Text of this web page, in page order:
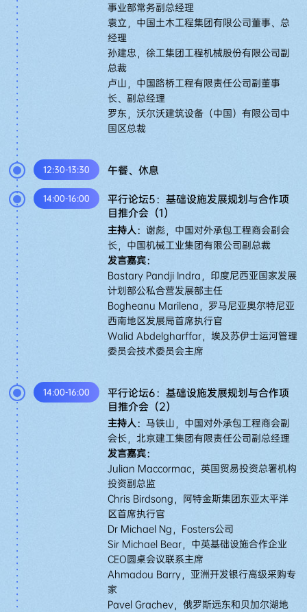
事业部常务副总经理
袁立，中国土木工程集团有限公司董事、总
经理
孙建忠，徐工集团工程机械股份有限公司副
总裁
卢山，中国路桥工程有限责任公司副董事
长、副总经理
罗东，沃尔沃建筑设备（中国）有限公司中
国区总裁
12:30-13:30 午餐、休息
14:00-16:00
平行论坛5：基础设施发展规划与合作项
目推介会（1）
主持人：谢彪，中国对外承包工程商会副会
长，中国机械工业集团有限公司副总裁
发言嘉宾：
Bastary Pandji Indra，印度尼西亚国家发展
计划部公私合营发展部主任
Bogheanu Marilena，罗马尼亚奥尔特尼亚
西南地区发展局首席执行官
Walid Abdelgharffar，埃及苏伊士运河管理
委员会技术委员会主席
14:00-16:00
平行论坛6：基础设施发展规划与合作项
目推介会（2）
主持人：马铁山，中国对外承包工程商会副
会长，北京建工集团有限责任公司副总经理
发言嘉宾：
Julian Maccormac，英国贸易投资总署机构
投资副总监
Chris Birdsong，阿特金斯集团东亚太平洋
区首席执行官
Dr Michael Ng，Fosters公司
Sir Michael Bear，中英基础设施合作企业
CEO圆桌会议联系主席
Ahmadou Barry，亚洲开发银行高级采购专
家
Pavel Grachev，俄罗斯远东和贝加尔湖地